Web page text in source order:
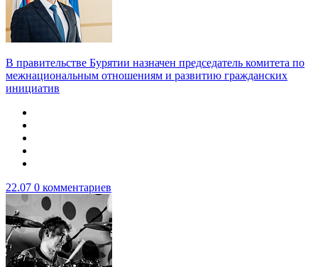
В правительстве Бурятии назначен председатель комитета по
межнациональным отношениям и развитию гражданских
инициатив
22.07 0 комментариев